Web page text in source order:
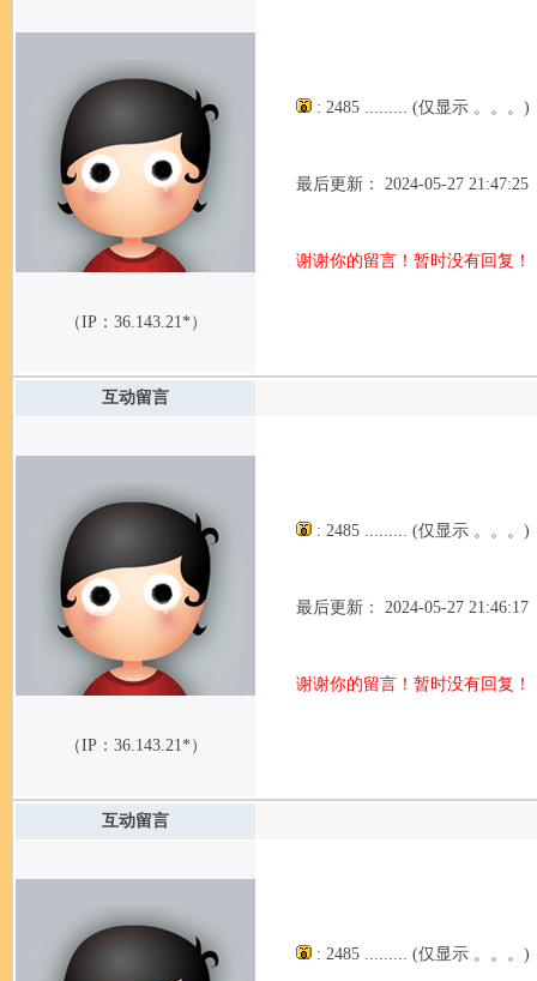
（IP： 36.143.21* ）
: 2485 ......... (仅显示 。。。)
最后更新： 2024-05-27 21:47:25
谢谢你的留言！暂时没有回复！
互动留言
（IP： 36.143.21* ）
: 2485 ......... (仅显示 。。。)
最后更新： 2024-05-27 21:46:17
谢谢你的留言！暂时没有回复！
互动留言
: 2485 ......... (仅显示 。。。)